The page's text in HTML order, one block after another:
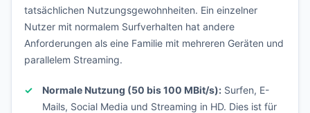
tatsächlichen Nutzungsgewohnheiten. Ein einzelner
Nutzer mit normalem Surfverhalten hat andere
Anforderungen als eine Familie mit mehreren Geräten und
parallelem Streaming.
Normale Nutzung (50 bis 100 MBit/s): Surfen, E-
Mails, Social Media und Streaming in HD. Dies ist für